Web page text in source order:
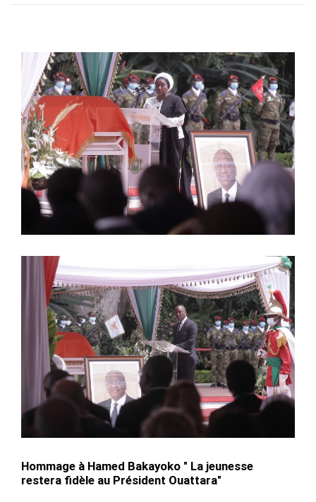
Hommage à Hamed Bakayoko " La jeunesse
restera fidèle au Président Ouattara"